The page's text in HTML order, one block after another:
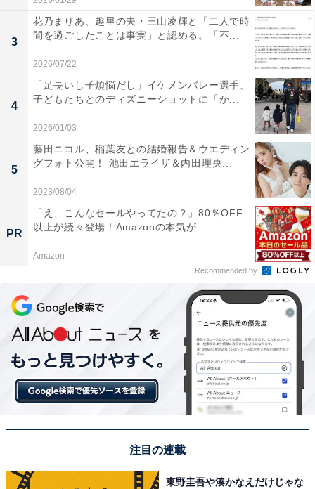
3
花乃まりあ、趣里の夫・三山凌輝と「二人で時
間を過ごしたことは事実」と認める。「不...
2026/07/22
4
「足長いし子煩悩だし」イケメンバレー選手、
子どもたちとのディズニーショットに「か...
2026/01/03
5
藤田ニコル、稲葉友との結婚報告＆ウエディン
グフォト公開！ 池田エライザ＆内田理央...
2023/08/04
PR
「え、こんなセールやってたの？」80％OFF
以上が続々登場！Amazonの本気が...
Amazon
Recommended by
注目の連載
東野圭吾や湊かなえだけじゃな